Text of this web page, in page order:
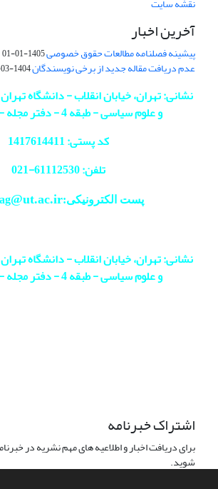
آخرین اخبار
پیشینه فصلنامه مطالعات حقوق خصوصی1405-01-01
عدم دریافت مقاله جدید از برخی نویسندگان1404-03-20
نشانی: تهران، خیابان انقلاب - دانشگاه
و علوم سیاسی - طبقه 4 - دفتر مجله - اتاق 413
کد پستی: 1417614411
تلفن: 61112530-
021
پست الکترونیکی:lawmag@ut.ac.ir
نشانی: تهران، خیابان انقلاب - دانشگاه
و علوم سیاسی - طبقه 4 - دفتر مجله - اتاق 413
اشتراک خبرنامه
برای دریافت اخبار و اطلاعیه های مهم نشریه در
شوید.